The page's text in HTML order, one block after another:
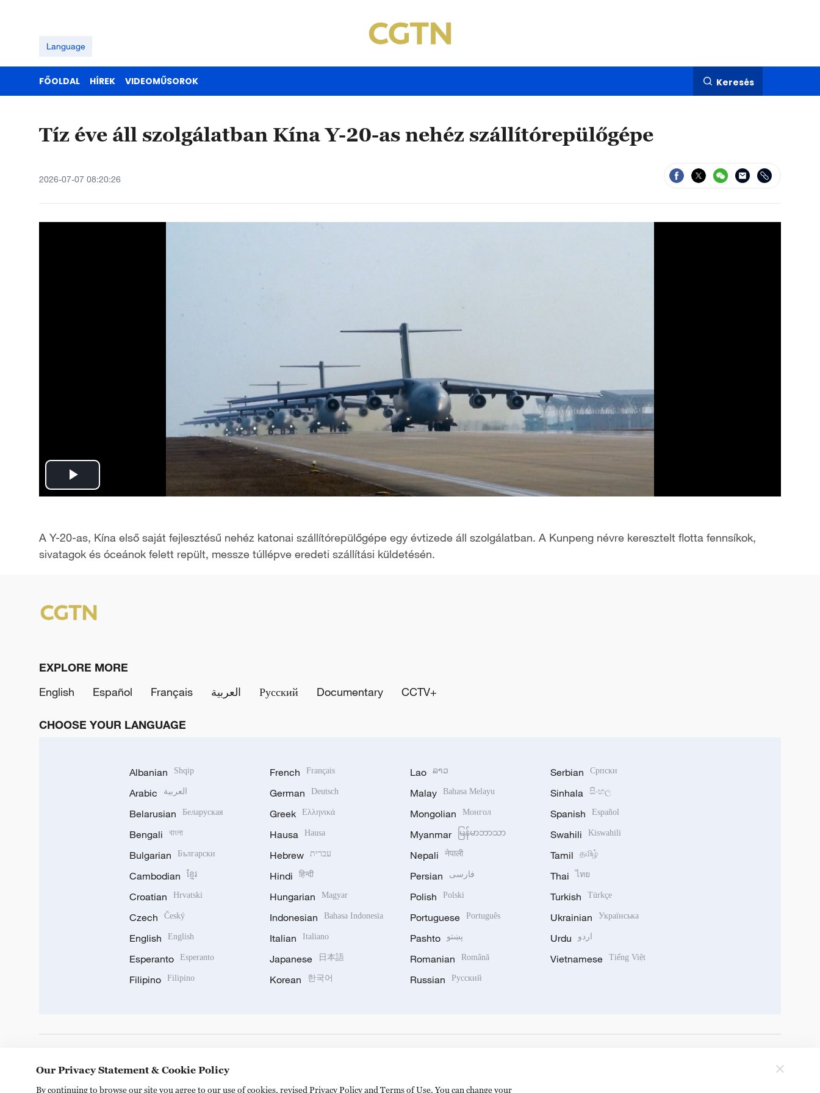
Language
FŐOLDAL HÍREK VIDEOMŰSOROK Keresés
Tíz éve áll szolgálatban Kína Y-20-as nehéz szállítórepülőgépe
2026-07-07 08:20:26
P
a
i
A Y-20-as, Kína első saját fejlesztésű nehéz katonai szállítórepülőgépe egy évtizede áll szolgálatban. A Kunpeng névre keresztelt flotta fennsíkok,
sivatagok és óceánok felett repült, messze túllépve eredeti szállítási küldetésén.
EXPLORE MORE
English
Español Français العربية Русский Documentary CCTV+
CHOOSE YOUR LANGUAGE
Albanian Shqip
Arabic العربية
Belarusian Беларуская
Bengali বাংলা
Bulgarian Български
Cambodian ខ្មែរ
Croatian Hrvatski
Czech Český
English English
Esperanto Esperanto
Filipino Filipino
French Français
German Deutsch
Greek Ελληνικά
Hausa Hausa
Hebrew עברית
Hindi हिन्दी
Hungarian Magyar
Indonesian Bahasa Indonesia
Italian Italiano
Japanese 日本語
Korean 한국어
Lao ລາວ
Malay Bahasa Melayu
Mongolian Монгол
Myanmar မြန်မာဘာသာ
Nepali नेपाली
Persian فارسی
Polish Polski
Portuguese Português
Pashto پښتو
Romanian Română
Russian Русский
Serbian Српски
Sinhala සිංහල
Spanish Español
Swahili Kiswahili
Tamil தமிழ்
Thai ไทย
Turkish Türkçe
Ukrainian Українська
Urdu اردو
Vietnamese Tiếng Việt
Our Privacy Statement & Cookie Policy
By continuing to browse our site you agree to our use of cookies, revised Privacy Policy and Terms of Use. You can change your